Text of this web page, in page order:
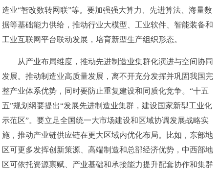
造业“智改数转网联”等。要加强强大算力、先进算法、海量数
据等基础能力供给，推动行业大模型、工业软件、智能装备和
工业互联网平台联动发展，培育新型生产组织形态。
从产业布局维度，推动先进制造业集群化演进与空间协同
发展。推动制造业高质量发展，离不开充分发挥并巩固我国完
整产业体系优势，同时要防止重复建设和同质化竞争。“十五
五”规划纲要提出“发展先进制造业集群，建设国家新型工业化
示范区”。要立足全国统一大市场建设和区域协调发展战略实
施，推动产业链供应链在更大区域内优化布局。比如，东部地
区可更多发挥创新策源、高端制造和总部经济优势，中西部地
区可依托资源禀赋、产业基础和承接能力提升配套协作和集群